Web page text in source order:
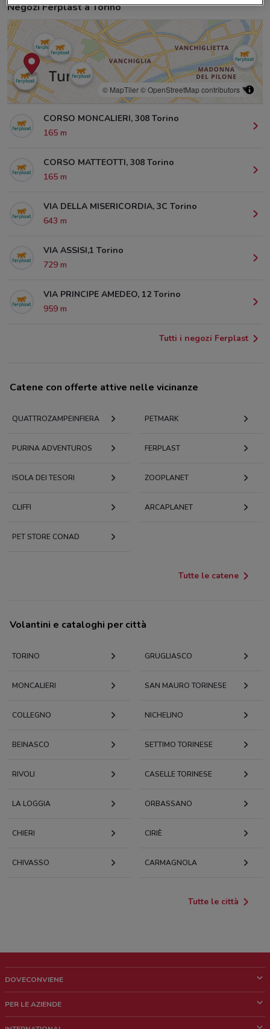
Negozi Ferplast a Torino
© MapTiler© OpenStreetMap contributors
CORSO MONCALIERI, 308 Torino
165 m
CORSO MATTEOTTI, 308 Torino
165 m
VIA DELLA MISERICORDIA, 3C Torino
643 m
VIA ASSISI,1 Torino
729 m
VIA PRINCIPE AMEDEO, 12 Torino
959 m
Tutti i negozi Ferplast
Catene con offerte attive nelle vicinanze
QUATTROZAMPEINFIERA PETMARK
PURINA ADVENTUROS FERPLAST
ISOLA DEI TESORI ZOOPLANET
CLIFFI ARCAPLANET
PET STORE CONAD
Tutte le catene
Volantini e cataloghi per città
TORINO GRUGLIASCO
MONCALIERI SAN MAURO TORINESE
COLLEGNO NICHELINO
BEINASCO SETTIMO TORINESE
RIVOLI CASELLE TORINESE
LA LOGGIA ORBASSANO
CHIERI CIRIÈ
CHIVASSO CARMAGNOLA
Tutte le città
DOVECONVIENE
Chi siamo
PER LE AZIENDE